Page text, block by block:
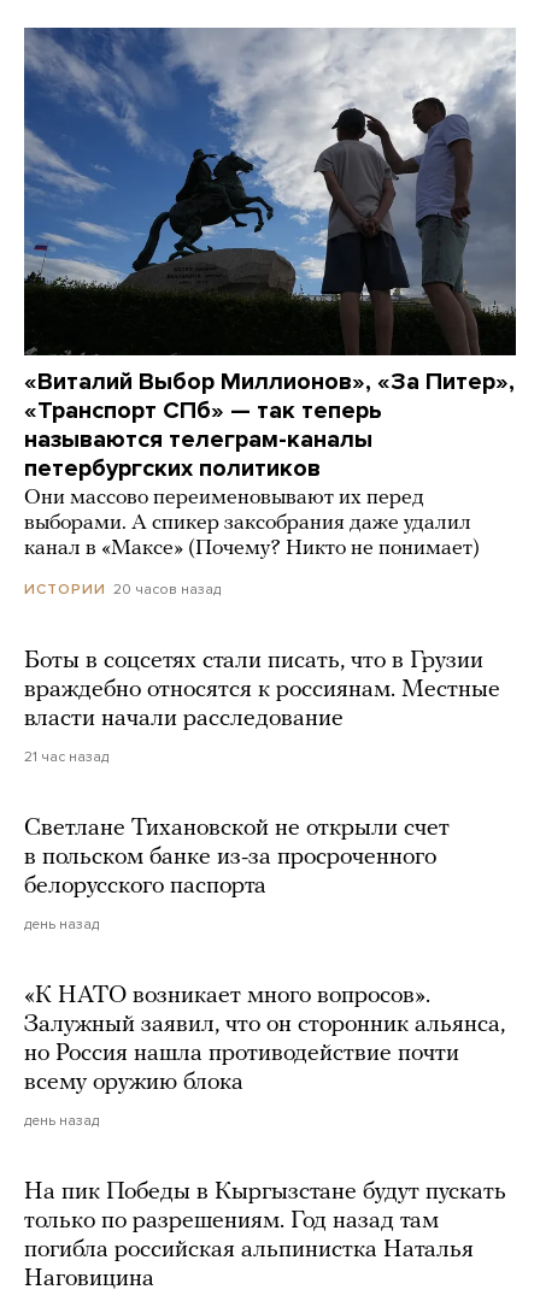
«Виталий Выбор Миллионов», «За Питер»,
«Транспорт СПб» — так теперь
называются телеграм-каналы
петербургских политиков
Они массово переименовывают их перед
выборами. А спикер заксобрания даже удалил
канал в «Максе» (Почему? Никто не понимает)
ИСТОРИИ 20 часов назад
Боты в соцсетях стали писать, что в Грузии
враждебно относятся к россиянам. Местные
власти начали расследование
21 час назад
Светлане Тихановской не открыли счет
в польском банке из-за просроченного
белорусского паспорта
день назад
«К НАТО возникает много вопросов».
Залужный заявил, что он сторонник альянса,
но Россия нашла противодействие почти
всему оружию блока
день назад
На пик Победы в Кыргызстане будут пускать
только по разрешениям. Год назад там
погибла российская альпинистка Наталья
Наговицина